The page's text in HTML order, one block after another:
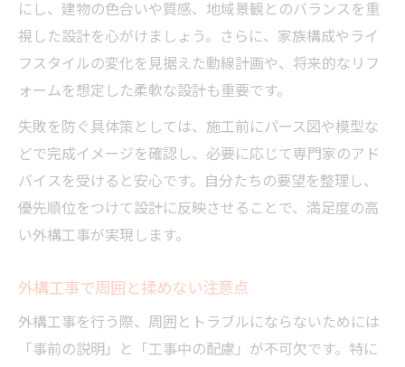
にし、建物の色合いや質感、地域景観とのバランスを重
視した設計を心がけましょう。さらに、家族構成やライ
フスタイルの変化を見据えた動線計画や、将来的なリフ
ォームを想定した柔軟な設計も重要です。
失敗を防ぐ具体策としては、施工前にパース図や模型な
どで完成イメージを確認し、必要に応じて専門家のアド
バイスを受けると安心です。自分たちの要望を整理し、
優先順位をつけて設計に反映させることで、満足度の高
い外構工事が実現します。
外構工事で周囲と揉めない注意点
外構工事を行う際、周囲とトラブルにならないためには
「事前の説明」と「工事中の配慮」が不可欠です。特に